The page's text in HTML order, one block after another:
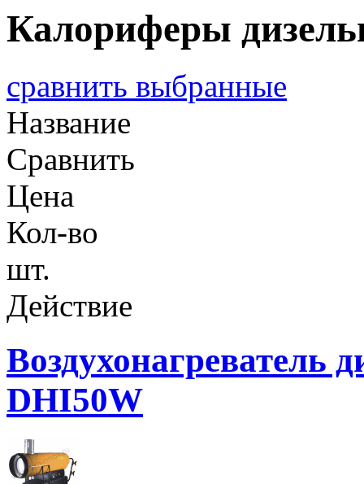
Калориферы
сравнить выбранные
Название
Сравнить
Цена
Кол-во
шт.
Действие
Воздухонагреватель
DHI50W